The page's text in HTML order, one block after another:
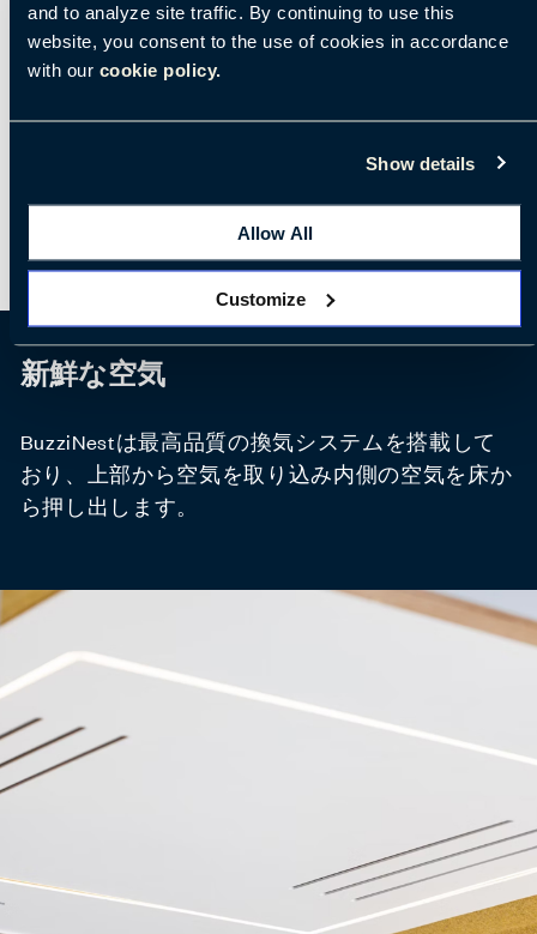
and to analyze site traffic. By continuing to use this
website, you consent to the use of cookies in accordance
with our cookie policy.
Show details
Allow All
Customize
新鮮な空気
BuzziNestは最高品質の換気システムを搭載して
おり、上部から空気を取り込み内側の空気を床か
ら押し出します。